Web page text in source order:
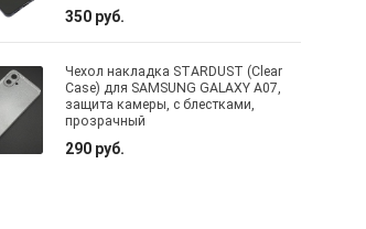
350 руб.
Чехол накладка STARDUST (Clear
Case) для SAMSUNG GALAXY A07,
защита камеры, с блестками,
прозрачный
290 руб.